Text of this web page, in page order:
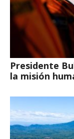
Presidente
la misión